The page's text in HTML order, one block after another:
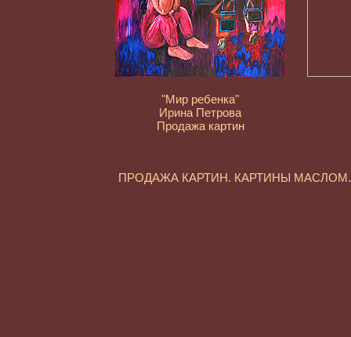
"Мир ребенка"
Ирина Петрова
Продажа картин
ПРОДАЖА КАРТИН. КАРТИНЫ